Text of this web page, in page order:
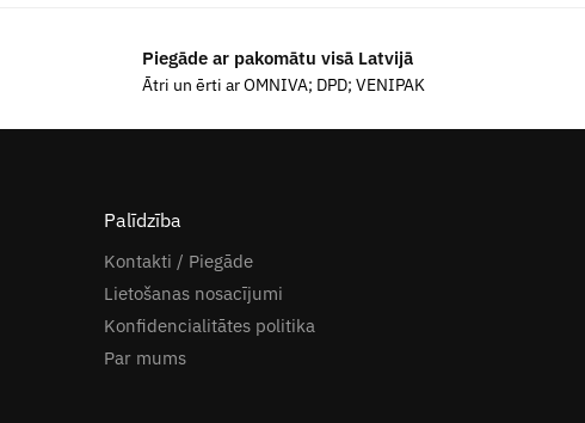
Piegāde ar pakomātu visā Latvijā
Ātri un ērti ar OMNIVA; DPD; VENIPAK
Palīdzība
Kontakti / Piegāde
Lietošanas nosacījumi
Konfidencialitātes politika
Par mums